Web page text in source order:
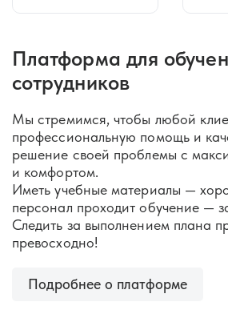
Платформа для
сотрудников
Мы стремимся, чтобы любой
профессиональную помощь и
решение своей проблемы с
и комфортом.
Иметь учебные материалы —
персонал проходит обучение —
Следить за выполнением плана
превосходно!
Подробнее о платформе